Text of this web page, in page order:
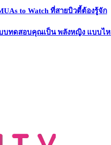
to Watch ที่สายบิวตี้ต้องรู้จัก
บบทดสอบคุณเป็น พลังหญิง แบบไ